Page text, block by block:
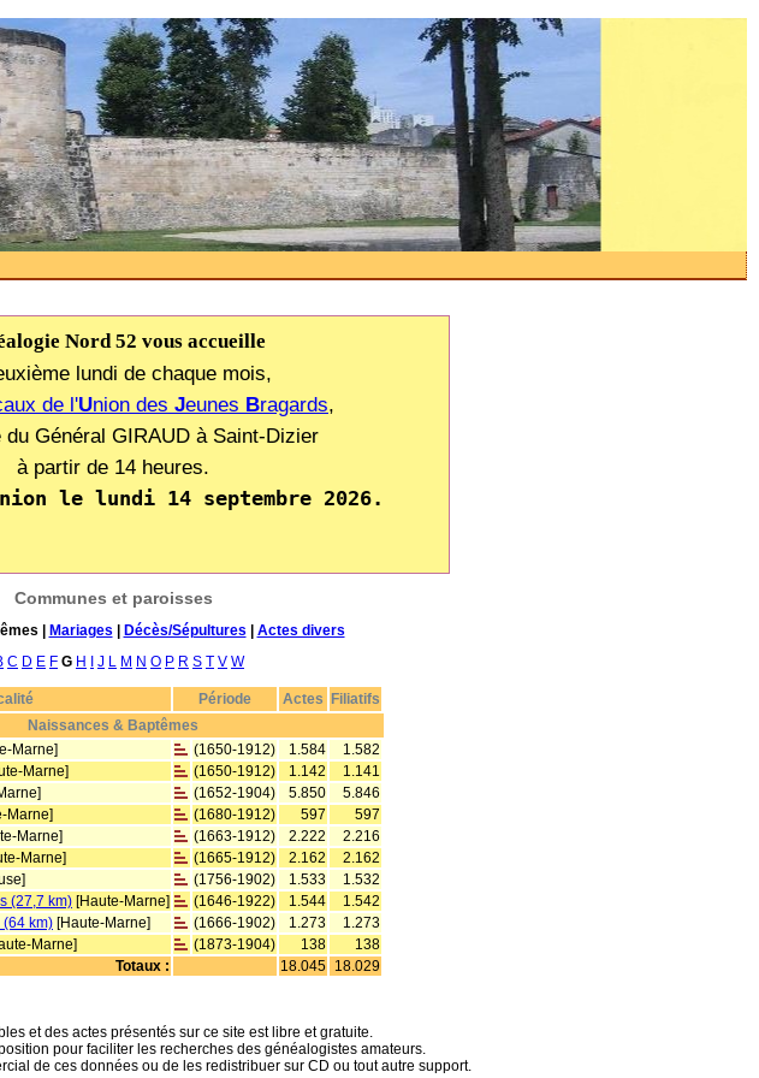
Nord 52 vous accueille
lundi de chaque mois,
de l'Union des Jeunes Bragards,
du Général GIRAUD à Saint-Dizier
à partir de 14 heures.
Communes et paroisses
| Mariages | Décès/Sépultures | Actes divers
C D E F G H I J L M N O P R S T V W
Période Actes Filiatifs
Naissances & Baptêmes
Marne] (1650-1912) 1.584
1.582
Marne] (1650-1912) 1.142
1.141
(1652-1904) 5.850
5.846
Marne] (1680-1912) 597
597
Marne] (1663-1912) 2.222
2.216
Marne] (1665-1912) 2.162
2.162
(1756-1902) 1.533
1.532
(27,7 km) [Haute-Marne] (1646-1922) 1.544
1.542
km) [Haute-Marne] (1666-1902) 1.273
1.273
Marne] (1873-1904) 138
138
Totaux :
18.045 18.029
et des actes présentés sur ce site est libre et gratuite.
pour faciliter les recherches des généalogistes amateurs.
de ces données ou de les redistribuer sur CD ou tout autre support.